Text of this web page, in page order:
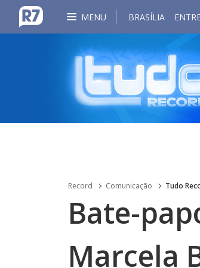
MENU BRASÍLIA
Record Comunicação Tudo
Bate-
Marcela